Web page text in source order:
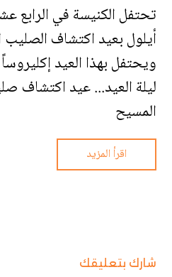
تحتفل الكنيسة في الرابع
أيلول بعيد اكتشاف
ويحتفل بهذا العيد
ليلة العيد... عيد اكتشاف
المسيح
اقرأ المزيد
شارك بتعليقك